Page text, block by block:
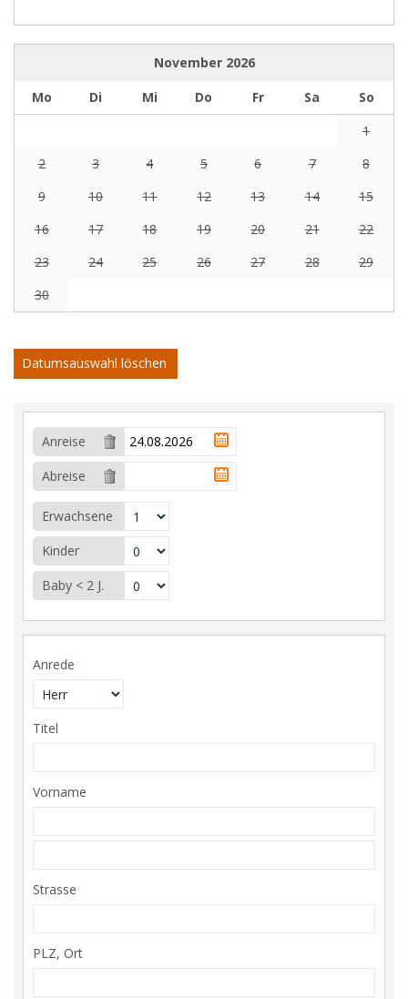
November 2026
Mo
Di Mi Do Fr Sa
So
1
2
3 4 5 6 7
8
9
10 11 12 13 14
15
16
17 18 19 20 21
22
23
24 25 26 27 28
29
30
Datumsauswahl löschen
Anreise
Abreise
Erwachsene
Kinder
Baby < 2 J.
Anrede
Titel
Vorname
Strasse
PLZ, Ort